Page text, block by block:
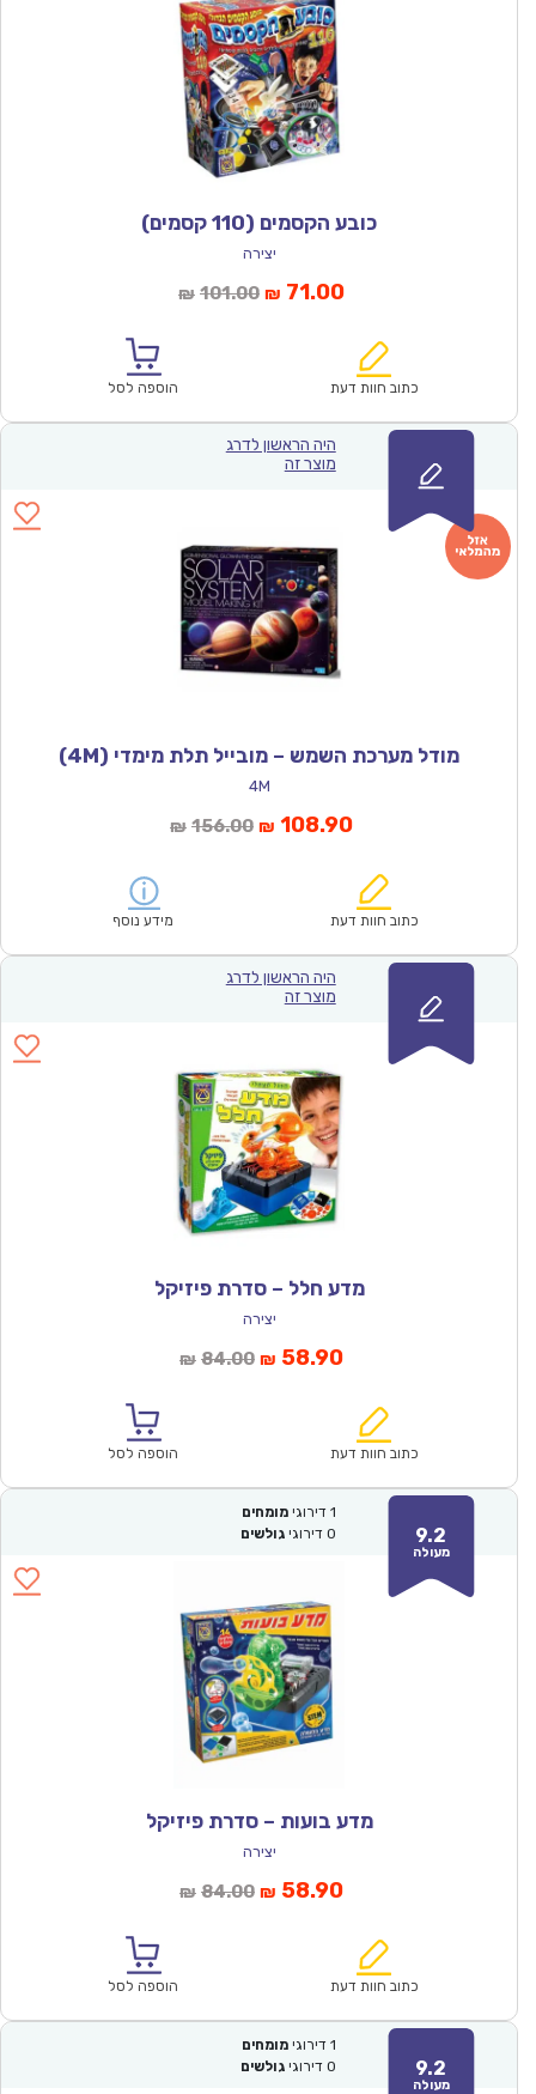
כובע הקסמים (110 קסמים)
יצירה
₪ 101.00המחיר
₪101.00.
₪ 71.00המחיר
הוא:
כתוב חוות דעת הוספה לסל
היה הראשון לדרג
מוצר זה
מודל מערכת השמש – מובייל תלת מימדי (4M)
4M
₪ 156.00המחיר
₪156.00.
₪ 108.90המחיר
הוא:
כתוב חוות דעת מידע נוסף
היה הראשון לדרג
מוצר זה
מדע חלל – סדרת פיזיקל
יצירה
₪ 84.00המחיר
₪84.00.
₪ 58.90המחיר
הוא:
כתוב חוות דעת הוספה לסל
9.2
מעולה
1 דירוגי מומחים
0 דירוגי גולשים
מדע בועות – סדרת פיזיקל
יצירה
₪ 84.00המחיר
₪84.00.
₪ 58.90המחיר
הוא:
כתוב חוות דעת הוספה לסל
9.2
מעולה
1 דירוגי מומחים
0 דירוגי גולשים